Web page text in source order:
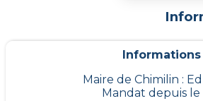
Maire de Chimilin :
Mandat depuis le